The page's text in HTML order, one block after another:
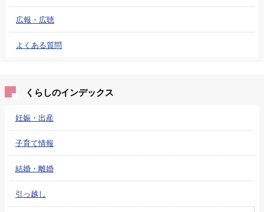
広報・広聴
よくある質問
くらしのインデックス
妊娠・出産
子育て情報
結婚・離婚
引っ越し